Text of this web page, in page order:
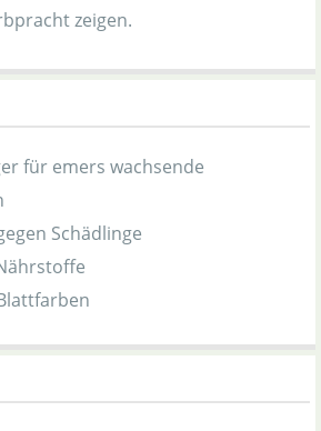
zeigen.
für emers wachsende
Schädlinge